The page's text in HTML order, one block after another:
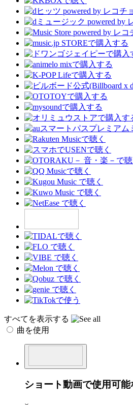
すべてを表示する
曲を使用
ショート動画で使用可能